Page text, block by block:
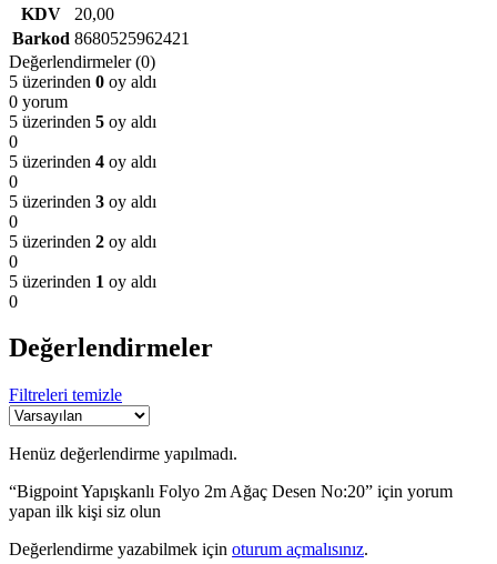
KDV
20,00
Barkod 8680525962421
Değerlendirmeler (0)
5 üzerinden 0 oy aldı
0 yorum
5 üzerinden 5 oy aldı
0
5 üzerinden 4 oy aldı
0
5 üzerinden 3 oy aldı
0
5 üzerinden 2 oy aldı
0
5 üzerinden 1 oy aldı
0
Değerlendirmeler
Filtreleri temizle
Henüz değerlendirme yapılmadı.
“Bigpoint Yapışkanlı Folyo 2m Ağaç Desen No:20” için yorum
yapan ilk kişi siz olun
Değerlendirme yazabilmek için oturum açmalısınız.